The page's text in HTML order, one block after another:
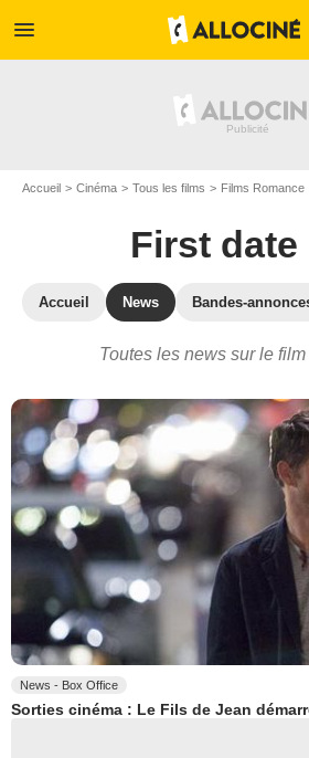
menu
Accueil Cinéma Tous les films Films Romance
First date
Accueil News Bandes-
Toutes les news sur le
News - Box Office
Sorties cinéma : Le Fils de Jean